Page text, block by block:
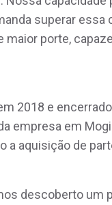
superar
maior porte,
2018 e
empresa em
a aquisição de
descoberto um